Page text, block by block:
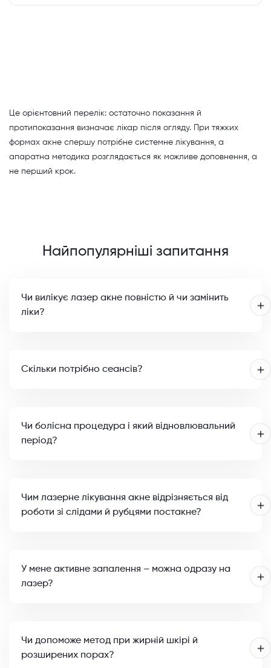
Це орієнтовний перелік: остаточно показання й
протипоказання визначає лікар після огляду. При тяжких
формах акне спершу потрібне системне лікування, а
апаратна методика розглядається як можливе доповнення, а
не перший крок.
Найпопулярніші запитання
Чи вилікує лазер акне повністю й чи замінить
ліки?
Скільки потрібно сеансів?
Чи болісна процедура і який відновлювальний
період?
Чим лазерне лікування акне відрізняється від
роботи зі слідами й рубцями постакне?
У мене активне запалення – можна одразу на
лазер?
Чи допоможе метод при жирній шкірі й
розширених порах?